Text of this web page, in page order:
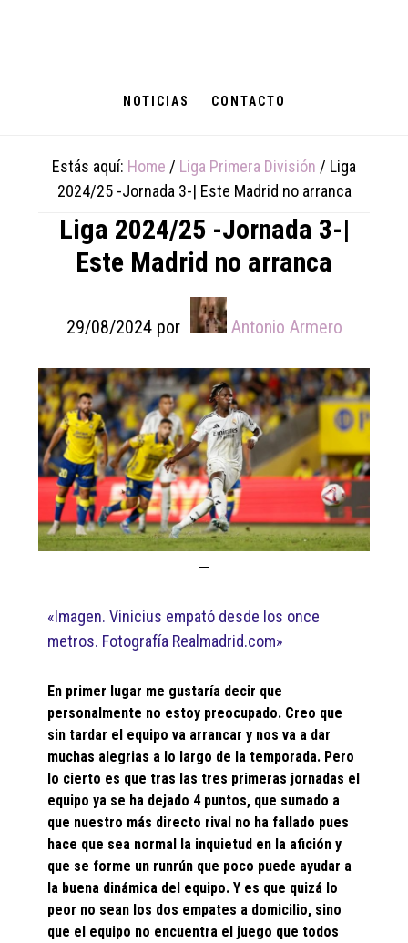
NOTICIAS CONTACTO
Estás aquí: Home / Liga Primera División / Liga
2024/25 -Jornada 3-| Este Madrid no arranca
Liga 2024/25 -Jornada 3-|
Este Madrid no arranca
29/08/2024por Antonio Armero
«Imagen. Vinicius empató desde los once
metros. Fotografía Realmadrid.com»
En primer lugar me gustaría decir que
personalmente no estoy preocupado. Creo que
sin tardar el equipo va arrancar y nos va a dar
muchas alegrias a lo largo de la temporada. Pero
lo cierto es que tras las tres primeras jornadas el
equipo ya se ha dejado 4 puntos, que sumado a
que nuestro más directo rival no ha fallado pues
hace que sea normal la inquietud en la afición y
que se forme un runrún que poco puede ayudar a
la buena dinámica del equipo. Y es que quizá lo
peor no sean los dos empates a domicilio, sino
que el equipo no encuentra el juego que todos